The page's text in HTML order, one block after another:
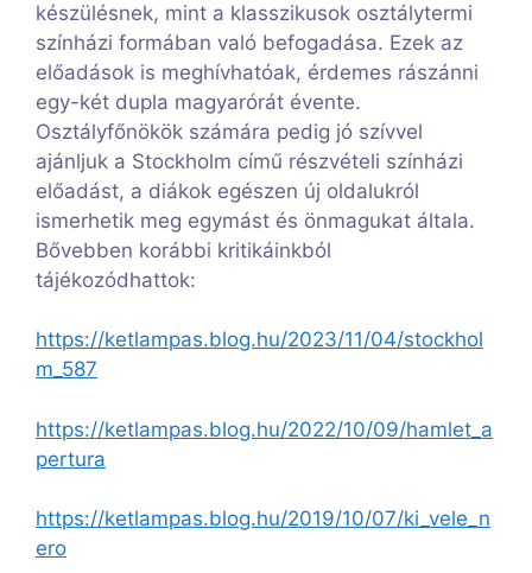
készülésnek, mint a klasszikusok osztálytermi
színházi formában való befogadása. Ezek az
előadások is meghívhatóak, érdemes rászánni
egy-két dupla magyarórát évente.
Osztályfőnökök számára pedig jó szívvel
ajánljuk a Stockholm című részvételi színházi
előadást, a diákok egészen új oldalukról
ismerhetik meg egymást és önmagukat általa.
Bővebben korábbi kritikáinkból
tájékozódhattok:
https://ketlampas.blog.hu/2023/11/04/stockhol
m_587
https://ketlampas.blog.hu/2022/10/09/hamlet_a
pertura
https://ketlampas.blog.hu/2019/10/07/ki_vele_n
ero